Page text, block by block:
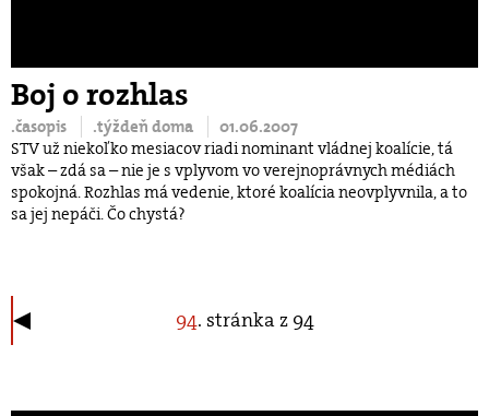
Boj o rozhlas
.časopis .týždeň doma
01.06.2007
STV už niekoľko mesiacov riadi nominant vládnej koalície, tá
však – zdá sa – nie je s vplyvom vo verejnoprávnych médiách
spokojná. Rozhlas má vedenie, ktoré koalícia neovplyvnila, a to
sa jej nepáči. Čo chystá?
94. stránka z 94